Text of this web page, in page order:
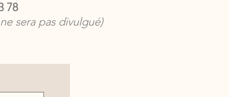
78
sera pas divulgué)